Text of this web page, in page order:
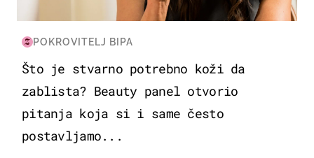
POKROVITELJ BIPA
Što je stvarno potrebno koži da
zablista? Beauty panel otvorio
pitanja koja si i same često
postavljamo...